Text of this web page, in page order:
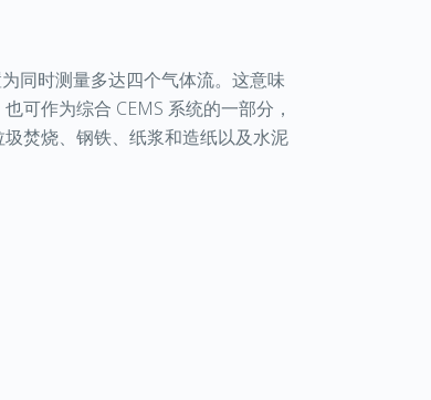
同时测量多达四个气体流。这意味
可作为综合 CEMS 系统的一部分，
焚烧、钢铁、纸浆和造纸以及水泥